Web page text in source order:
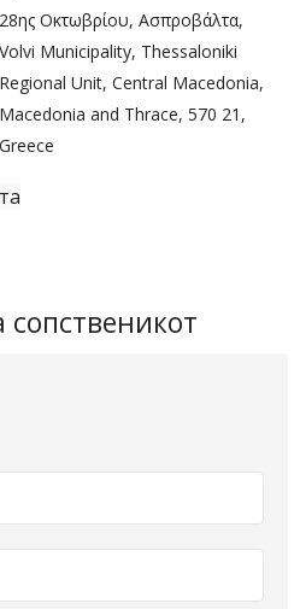
28ης Οκτωβρίου, Ασπροβάλτα,
Volvi Municipality, Thessaloniki
Regional Unit, Central Macedonia,
Macedonia and Thrace, 570 21,
Greece
сопственикот